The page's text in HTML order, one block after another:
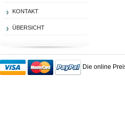
KONTAKT
ÜBERSICHT
Die online